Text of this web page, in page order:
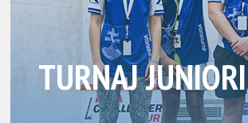
TURNAJ JUNIORI